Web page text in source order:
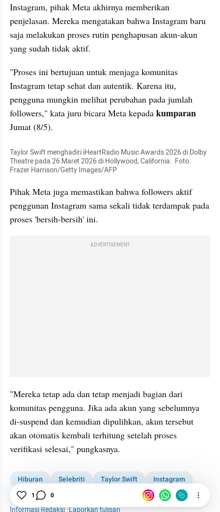
Instagram, pihak Meta akhirnya memberikan
penjelasan. Mereka mengatakan bahwa Instagram baru
saja melakukan proses rutin penghapusan akun-akun
yang sudah tidak aktif.
"Proses ini bertujuan untuk menjaga komunitas
Instagram tetap sehat dan autentik. Karena itu,
pengguna mungkin melihat perubahan pada jumlah
followers," kata juru bicara Meta kepada
Jumat (8/5).
Taylor Swift menghadiri iHeartRadio Music Awards 2026 di Dolby
Theatre pada 26 Maret 2026 di Hollywood, California.  Foto:
Frazer Harrison/Getty Images/AFP
Pihak Meta juga memastikan bahwa followers aktif
penggunan Instagram sama sekali tidak terdampak pada
proses 'bersih-bersih' ini.
ADVERTISEMENT
"Mereka tetap ada dan tetap menjadi bagian dari
komunitas pengguna. Jika ada akun yang sebelumnya
di-suspend dan kemudian dipulihkan, akun tersebut
akan otomatis kembali terhitung setelah proses
verifikasi selesai," pungkasnya.
Hiburan Selebriti Taylor Swift
Instagram
Raffi Ahmad
Informasi Redaksi·Laporkan tulisan
1 0